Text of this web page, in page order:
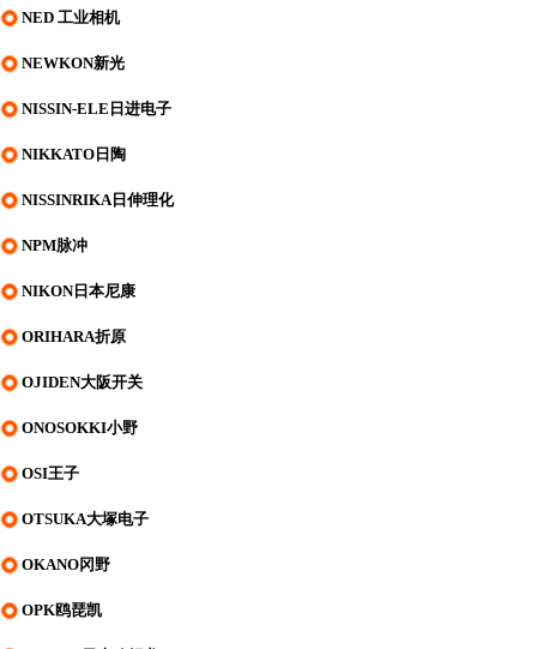
NED 工业相机
NEWKON新光
NISSIN-ELE日进电子
NIKKATO日陶
NISSINRIKA日伸理化
NPM脉冲
NIKON日本尼康
ORIHARA折原
OJIDEN大阪开关
ONOSOKKI小野
OSI王子
OTSUKA大塚电子
OKANO冈野
OPK鸥琵凯